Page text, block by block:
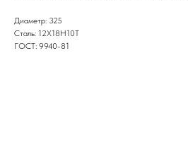
Диаметр: 325
Сталь: 12Х18Н10Т
ГОСТ: 9940-81